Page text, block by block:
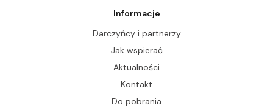
Informacje
Darczyńcy i partnerzy
Jak wspierać
Aktualności
Kontakt
Do pobrania